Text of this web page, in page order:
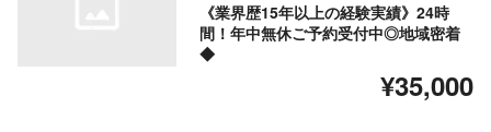
《業界歴15年以上の経験実績》24時
間！年中無休ご予約受付中◎地域密着
◆
¥35,000